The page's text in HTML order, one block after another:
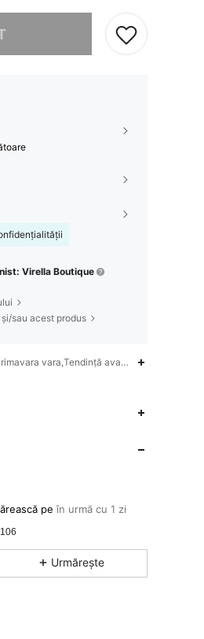
Virella Boutique
sau acest produs
vara,Tendință avangardă-Gotic/
pe în urmă cu 1 zi
208
Urmărește